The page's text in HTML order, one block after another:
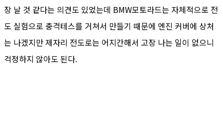
장 날 것 같다는 의견도 있었는데 BMW모토라드는 자체적으로 전
도 실험으로 충격테스를 거쳐서 만들기 때문에 엔진 커버에 상처
는 나겠지만 제자리 전도로는 어지간해서 고장 나는 일이 없으니
걱정하지 않아도 된다.